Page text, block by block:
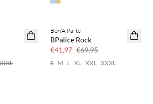
40 % Rabatt
Bon'A Parte
BPalice Rock
€41,97 €69,95
S M L XL XXL XXXL